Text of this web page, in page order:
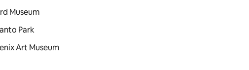
Museum
Park
Art Museum